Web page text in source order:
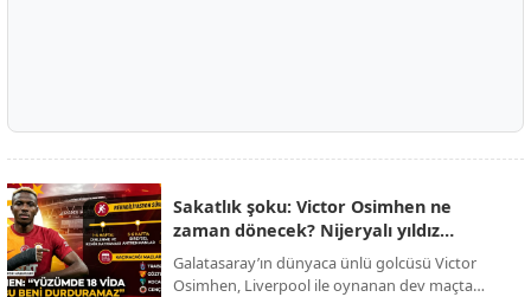
Sakatlık şoku: Victor Osimhen ne
zaman dönecek? Nijeryalı yıldız
sessizliğini bozdu!
Galatasaray’ın dünyaca ünlü golcüsü Victor
Osimhen, Liverpool ile oynanan dev maçta